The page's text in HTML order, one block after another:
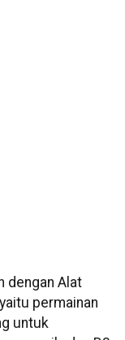
dengan Alat
permainan
untuk